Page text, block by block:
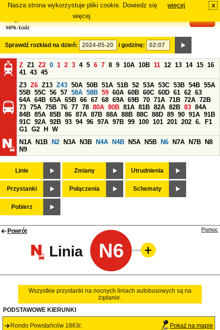
Nasza strona wykorzystuje pliki cookie. Dowiedz się
więcej.
więcej x
Sprawdź rozkład na dzień: i godzinę:
Z Z1 Z2 0 1 2 3 4 5 6 7 8 9 10A 10B 11 12 13 14 15 16
41 43 45
Z3 Z6 Z13 Z43 50A 50B 51A 51B 52 53A 53C 53B 54B 55A
55B 55C 56 57 58A 58B 59 60A 60B 60C 60D 61 62 63
64A 64B 65A 65B 66 67 68 69A 69B 70 71A 71B 72A 72B
73 75A 75B 76 77 78 80A 80B 81A 81B 82A 82B 83 84A
84B 85A 85B 86 87A 87B 88A 88B 88C 88D 89 90 91A 91B
91C 92A 92B 93 94 96 97A 97B 99 100 101 201 202 6.
F1
G1 G2 H
W
N1A
N1B N2 N3A N3B N4A N4B N5A N5B N6 N7A N7B
N8
N9
Linie Zmiany Utrudnienia
Przystanki Połączenia Schematy
Pobierz
Powrót
Linia N6
Pomoc
Wszystkie przystanki na nocnych liniach autobusowych są na
żądanie.
PODSTAWOWE KIERUNKI
Rondo Powstańców 1863r. Pokaż na mapie